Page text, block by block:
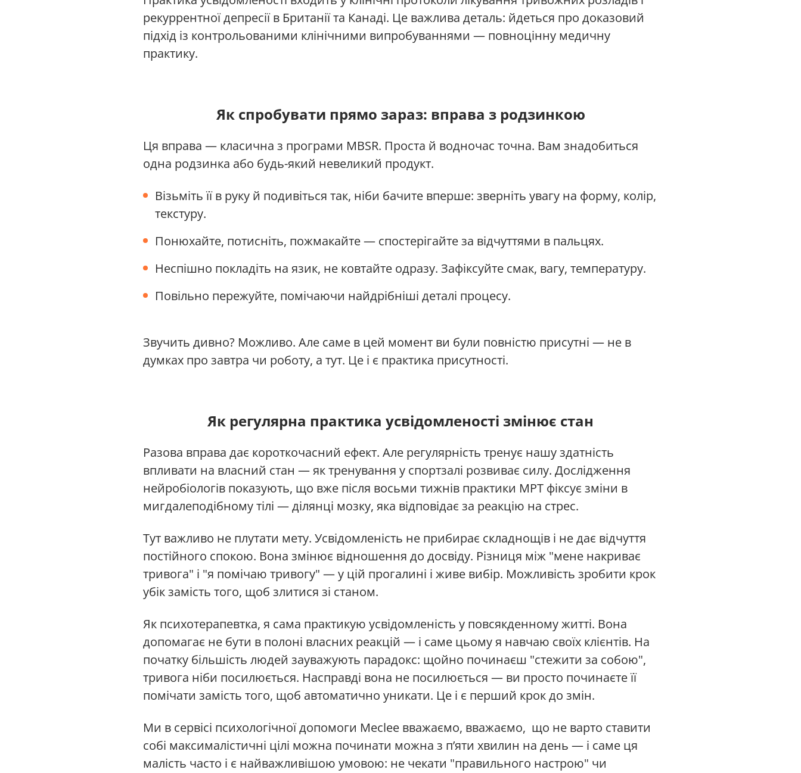
рекуррентної депресії в Британії та Канаді. Це важлива деталь: йдеться про доказовий
підхід із контрольованими клінічними випробуваннями — повноцінну медичну
практику.
Як спробувати прямо зараз: вправа з родзинкою
Ця вправа — класична з програми MBSR. Проста й водночас точна. Вам знадобиться
одна родзинка або будь-який невеликий продукт.
Візьміть її в руку й подивіться так, ніби бачите вперше: зверніть увагу на форму, колір,
текстуру.
Понюхайте, потисніть, пожмакайте — спостерігайте за відчуттями в пальцях.
Неспішно покладіть на язик, не ковтайте одразу. Зафіксуйте смак, вагу, температуру.
Повільно пережуйте, помічаючи найдрібніші деталі процесу.
Звучить дивно? Можливо. Але саме в цей момент ви були повністю присутні — не в
думках про завтра чи роботу, а тут. Це і є практика присутності.
Як регулярна практика усвідомленості змінює стан
Разова вправа дає короткочасний ефект. Але регулярність тренує нашу здатність
впливати на власний стан — як тренування у спортзалі розвиває силу. Дослідження
нейробіологів показують, що вже після восьми тижнів практики МРТ фіксує зміни в
мигдалеподібному тілі — ділянці мозку, яка відповідає за реакцію на стрес.
Тут важливо не плутати мету. Усвідомленість не прибирає складнощів і не дає відчуття
постійного спокою. Вона змінює відношення до досвіду. Різниця між "мене накриває
тривога" і "я помічаю тривогу" — у цій прогалині і живе вибір. Можливість зробити крок
убік замість того, щоб злитися зі станом.
Як психотерапевтка, я сама практикую усвідомленість у повсякденному житті. Вона
допомагає не бути в полоні власних реакцій — і саме цьому я навчаю своїх клієнтів. На
початку більшість людей зауважують парадокс: щойно починаєш "стежити за собою",
тривога ніби посилюється. Насправді вона не посилюється — ви просто починаєте її
помічати замість того, щоб автоматично уникати. Це і є перший крок до змін.
Ми в сервісі психологічної допомоги Meclee вважаємо, вважаємо, що не варто ставити
собі максималістичні цілі можна починати можна з п’яти хвилин на день — і саме ця
малість часто і є найважливішою умовою: не чекати "правильного настрою" чи